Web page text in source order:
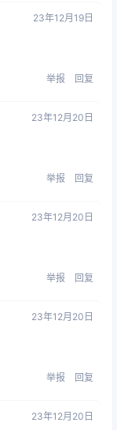
23年12月19日
举报 回复
23年12月20日
举报 回复
23年12月20日
举报 回复
23年12月20日
举报 回复
23年12月20日